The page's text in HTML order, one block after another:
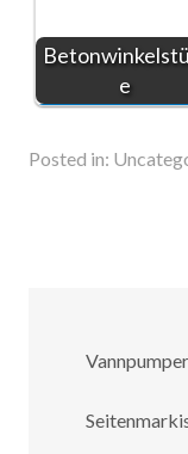
e
Posted in: